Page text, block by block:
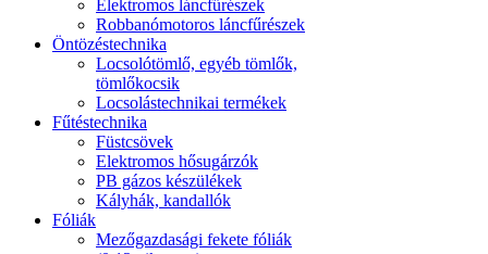
Elektromos láncfűrészek
Robbanómotoros láncfűrészek
Öntözéstechnika
Locsolótömlő, egyéb tömlők,
tömlőkocsik
Locsolástechnikai termékek
Fűtéstechnika
Füstcsövek
Elektromos hősugárzók
PB gázos készülékek
Kályhák, kandallók
Fóliák
Mezőgazdasági fekete fóliák